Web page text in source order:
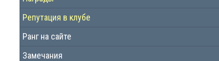
Репутация в клубе
Ранг на сайте
Замечания